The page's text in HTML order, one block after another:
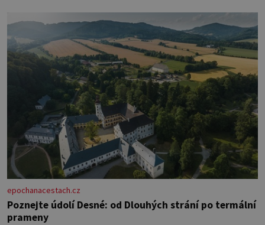
epochanacestach.cz
Poznejte údolí Desné: od Dlouhých strání po termální
prameny